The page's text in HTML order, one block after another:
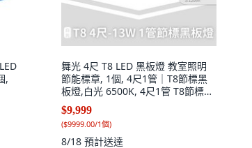
,
舞光 4尺 T8 LED 黑板燈 教室照明
節能標章, 1個, 4尺1管｜T8節標黑
板燈,白光 6500K, 4尺1管 T8節標黑
板燈 白光 6500K
$9,999
($9999.00/1個)
8/18 預計送達